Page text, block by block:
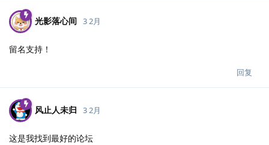
光影落心间 3 2月
留名支持！
回复
风止人未归 3 2月
这是我找到最好的论坛